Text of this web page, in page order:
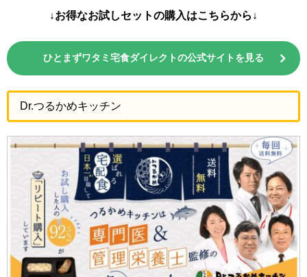
↓お得なお試しセットの購入はこちらから↓
ひとまずワタミ宅食ダイレクトの公式サイトを見る
Dr.つるかめキッチン